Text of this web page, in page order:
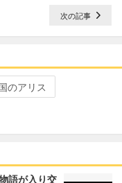
次の記事
のアリス
語が入り交